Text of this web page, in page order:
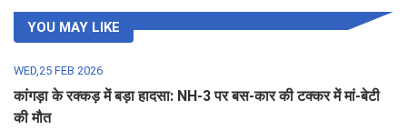
YOU MAY LIKE
WED,25 FEB 2026
कांगड़ा के रक्कड़ में बड़ा हादसा: NH-3 पर बस-कार की टक्कर में मां-बेटी
की मौत